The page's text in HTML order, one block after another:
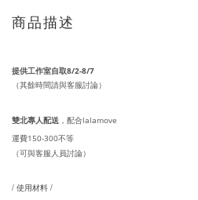
商品描述
提供工作室自取8/2-8/7
（其餘時間請與客服討論）
雙北專人配送 ，配合lalamove
運費150-300不等
（可與客服人員討論）
/ 使用材料 /